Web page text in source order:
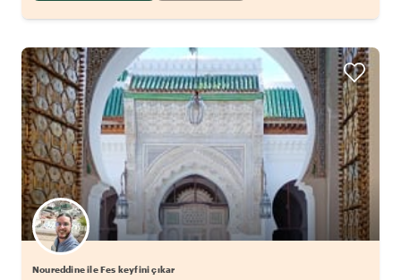
Noureddine ile Fes keyfini çıkar